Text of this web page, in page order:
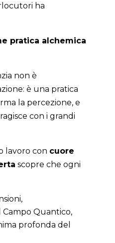
ha
pratica alchemica
non è
è una pratica
la percezione, e
con i grandi
lavoro con cuore
scopre che ogni
Quantico,
profonda del